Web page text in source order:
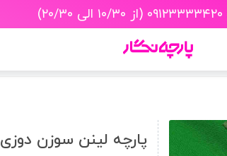
پارچه لینن سوزن دوزی رنگ